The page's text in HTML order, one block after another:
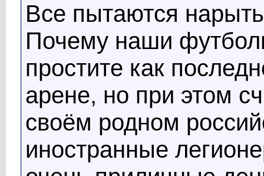
Все пытаются
Почему наши
простите как
арене, но при этом
своём родном
иностранные